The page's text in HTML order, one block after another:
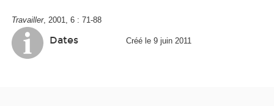
Travailler, 2001, 6 : 71-88
Dates Créé le 9 juin 2011